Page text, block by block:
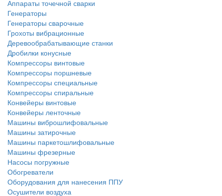
Аппараты точечной сварки
Генераторы
Генераторы сварочные
Грохоты вибрационные
Деревообрабатывающие станки
Дробилки конусные
Компрессоры винтовые
Компрессоры поршневые
Компрессоры специальные
Компрессоры спиральные
Конвейеры винтовые
Конвейеры ленточные
Машины виброшлифовальные
Машины затирочные
Машины паркетошлифовальные
Машины фрезерные
Насосы погружные
Обогреватели
Оборудования для нанесения ППУ
Осушители воздуха